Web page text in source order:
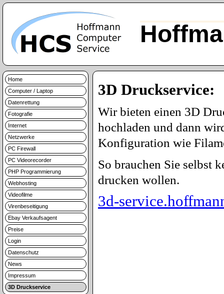
Home
Computer / Laptop
Datenrettung
Fotografie
Internet
Netzwerke
PC Firewall
PC Videorecorder
PHP Programmierung
Webhosting
Videofilme
Virenbeseitigung
Ebay Verkaufsagent
Preise
Login
Datenschutz
News
Impressum
3D Druckservice
3D Druckservice:
Wir bieten einen 3D
hochladen und dann
Konfiguration wie
So brauchen Sie selbst
drucken wollen.
3d-